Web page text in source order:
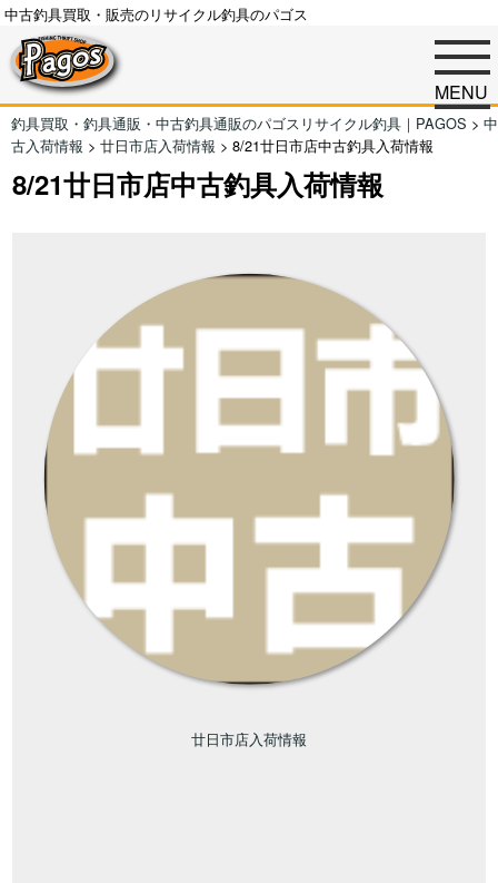
中古釣具買取・販売のリサイクル釣具のパゴス
MENU
釣具買取・釣具通販・中古釣具通販のパゴスリサイクル釣具｜PAGOS > 中
古入荷情報 > 廿日市店入荷情報 > 8/21廿日市店中古釣具入荷情報
8/21廿日市店中古釣具入荷情報
廿日市店入荷情報